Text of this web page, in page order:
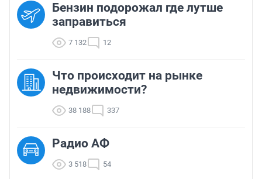
Бензин подорожал где лутше
заправиться
7 132 12
Что происходит на рынке
недвижимости?
38 188 337
Радио АФ
3 518 54